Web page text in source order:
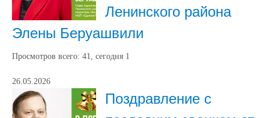
Ленинского района
Элены Беруашвили
Просмотров всего: 41, сегодня 1
26.05.2026
Поздравление с